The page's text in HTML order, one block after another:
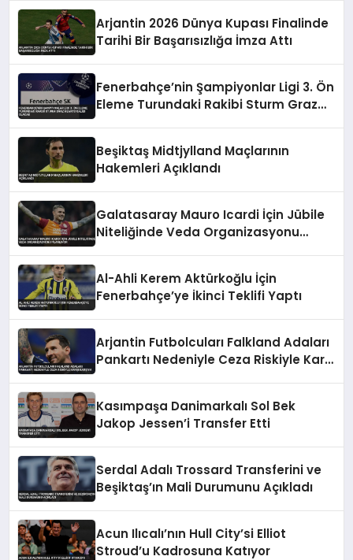
Arjantin 2026 Dünya Kupası Finalinde
Tarihi Bir Başarısızlığa İmza Attı
Fenerbahçe’nin Şampiyonlar Ligi 3. Ön
Eleme Turundaki Rakibi Sturm Graz
Beşiktaş Midtjylland Maçlarının
Hakemleri Açıklandı
Galatasaray Mauro Icardi İçin Jübile
Niteliğinde Veda Organizasyonu
Al-Ahli Kerem Aktürkoğlu İçin
Fenerbahçe’ye İkinci Teklifi Yaptı
Arjantin Futbolcuları Falkland Adaları
Pankartı Nedeniyle Ceza Riskiyle Karşı
Kasımpaşa Danimarkalı Sol Bek
Jakop Jessen’i Transfer Etti
Serdal Adalı Trossard Transferini ve
Beşiktaş’ın Mali Durumunu Açıkladı
Acun Ilıcalı’nın Hull City’si Elliot
Stroud’u Kadrosuna Katıyor